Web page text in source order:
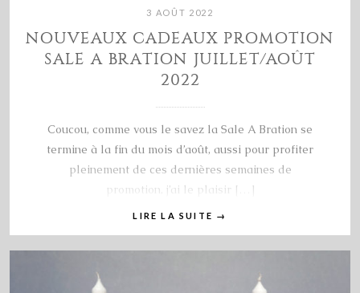
3 AOÛT 2022
NOUVEAUX CADEAUX PROMOTION
SALE A BRATION JUILLET/AOÛT
2022
Coucou, comme vous le savez la Sale A Bration se
termine à la fin du mois d’août, aussi pour profiter
pleinement de ces dernières semaines de
promotion, j’ai le plaisir […]
LIRE LA SUITE →